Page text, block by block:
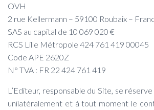
OVH
2 rue Kellermann – 59100 Roubaix –
SAS au capital de 10 069 020 €
RCS Lille Métropole 424 761 419 00045
Code APE 2620Z
N° TVA : FR 22 424 761 419
L’Editeur, responsable du Site, se
unilatéralement et à tout moment le